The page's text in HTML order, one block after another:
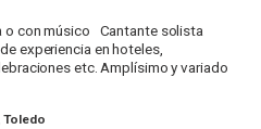
o con músico Cantante solista
experiencia en hoteles,
etc. Amplísimo y variado
Toledo